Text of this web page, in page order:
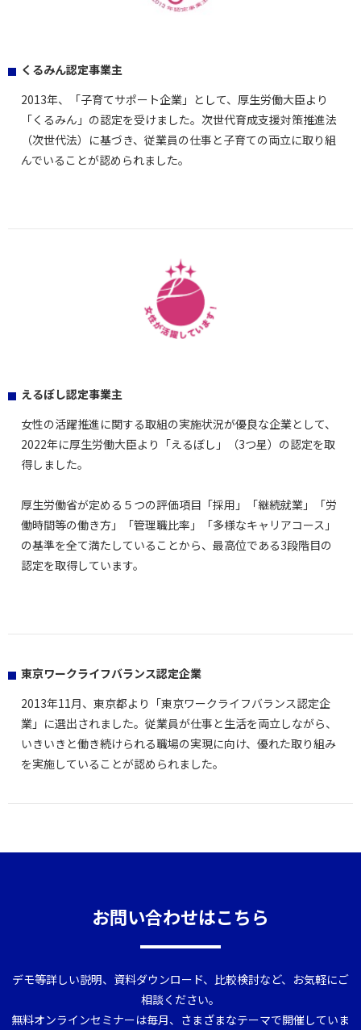
くるみん認定事業主
2013年、「子育てサポート企業」として、厚生労働大臣より
「くるみん」の認定を受けました。次世代育成支援対策推進法
（次世代法）に基づき、従業員の仕事と子育ての両立に取り組
んでいることが認められました。
えるぼし認定事業主
女性の活躍推進に関する取組の実施状況が優良な企業として、
2022年に厚生労働大臣より「えるぼし」（3つ星）の認定を取
得しました。
厚生労働省が定める５つの評価項目「採用」「継続就業」「労
働時間等の働き方」「管理職比率」「多様なキャリアコース」
の基準を全て満たしていることから、最高位である3段階目の
認定を取得しています。
東京ワークライフバランス認定企業
2013年11月、東京都より「東京ワークライフバランス認定企
業」に選出されました。従業員が仕事と生活を両立しながら、
いきいきと働き続けられる職場の実現に向け、優れた取り組み
を実施していることが認められました。
お問い合わせはこちら
デモ等詳しい説明、資料ダウンロード、比較検討など、お気軽にご
相談ください。
無料オンラインセミナーは毎月、さまざまなテーマで開催していま